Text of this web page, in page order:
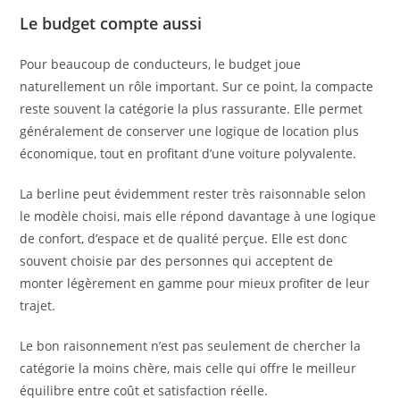
Le budget compte aussi
Pour beaucoup de conducteurs, le budget joue
naturellement un rôle important. Sur ce point, la compacte
reste souvent la catégorie la plus rassurante. Elle permet
généralement de conserver une logique de location plus
économique, tout en profitant d’une voiture polyvalente.
La berline peut évidemment rester très raisonnable selon
le modèle choisi, mais elle répond davantage à une logique
de confort, d’espace et de qualité perçue. Elle est donc
souvent choisie par des personnes qui acceptent de
monter légèrement en gamme pour mieux profiter de leur
trajet.
Le bon raisonnement n’est pas seulement de chercher la
catégorie la moins chère, mais celle qui offre le meilleur
équilibre entre coût et satisfaction réelle.